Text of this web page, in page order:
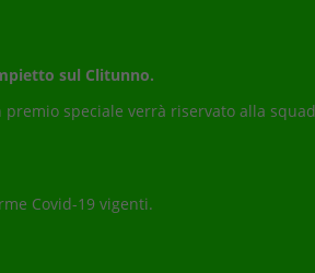
sul Clitunno.
speciale verrà riservato alla
Covid-19 vigenti.